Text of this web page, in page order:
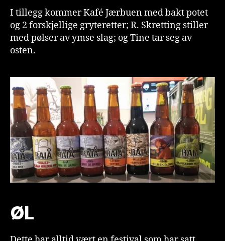
I tillegg kommer Kafé Jærbuen med bakt potet
og 2 forskjellige gryteretter; R. Skretting stiller
med pølser av ymse slag; og Tine tar seg av
osten.
ØL